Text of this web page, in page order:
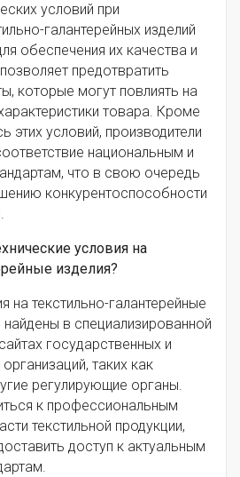
условий при
галантерейных изделий
обеспечения их качества и
предотвратить
которые могут повлиять на
товара. Кроме
этих условий, производители
национальным и
что в свою очередь
конкурентоспособности
условия на
изделия?
на текстильно-галантерейные
в специализированной
государственных и
таких как
регулирующие органы.
к профессиональным
текстильной продукции,
доступ к актуальным